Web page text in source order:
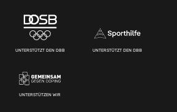
UNTERSTÜTZT DEN DBB UNTERSTÜTZT DEN DBB
UNTERSTÜTZEN WIR